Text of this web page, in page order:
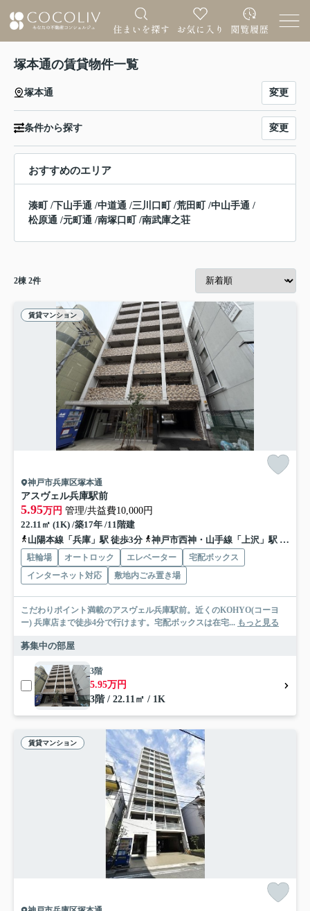
塚本通の賃貸物件一覧
塚本通 変更
条件から探す 変更
おすすめのエリア
湊町/下山手通 /中道通 /三川口町/荒田町/中山手通 /
松原通 /元町通 /南塚口町/南武庫之荘
2棟 2件
賃貸マンション
神戸市兵庫区塚本通
アスヴェル兵庫駅前
5.95万円 管理/共益費10,000円
22.11㎡ (1K) /築17年 /11階建
山陽本線「兵庫」駅 徒歩3分
神戸市西神・山手線「上沢」駅 徒歩7分
駐輪場 オートロック エレベーター
宅配ボックス
インターネット対応
敷地内ごみ置き場
こだわりポイント満載のアスヴェル兵庫駅前。近くのKOHYO(コーヨ
ー) 兵庫店まで徒歩4分で行けます。宅配ボックスは在宅... もっと見る
募集中の部屋
3階
5.95万円
3階 / 22.11㎡ / 1K
賃貸マンション